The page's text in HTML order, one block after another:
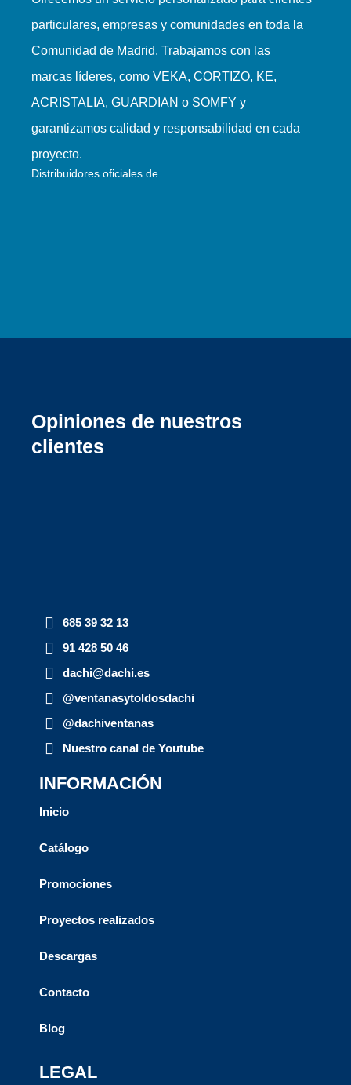
particulares, empresas y comunidades en toda la
Comunidad de Madrid. Trabajamos con las
marcas líderes, como VEKA, CORTIZO, KE,
ACRISTALIA, GUARDIAN o SOMFY y
garantizamos calidad y responsabilidad en cada
proyecto.
Distribuidores oficiales de
Opiniones de nuestros
clientes
685 39 32 13
91 428 50 46
dachi@dachi.es
@ventanasytoldosdachi
@dachiventanas
Nuestro canal de Youtube
INFORMACIÓN
Inicio
Catálogo
Promociones
Proyectos realizados
Descargas
Contacto
Blog
LEGAL